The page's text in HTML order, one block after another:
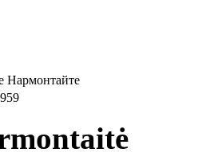
Нармонтайте